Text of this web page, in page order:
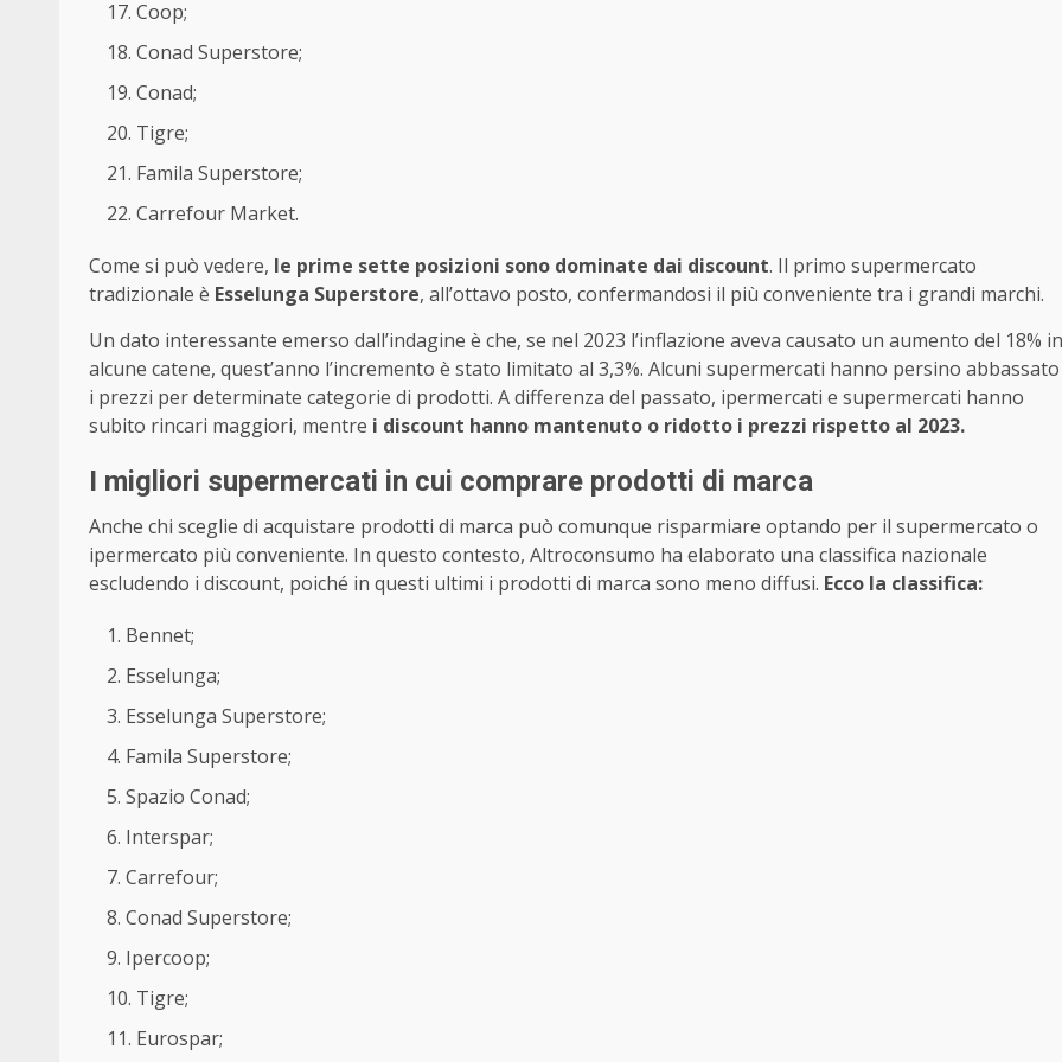
Coop;
Conad Superstore;
Conad;
Tigre;
Famila Superstore;
Carrefour Market.
Come si può vedere, le prime sette posizioni sono dominate dai discount. Il primo supermercato
tradizionale è Esselunga Superstore, all’ottavo posto, confermandosi il più conveniente tra i grandi marchi.
Un dato interessante emerso dall’indagine è che, se nel 2023 l’inflazione aveva causato un aumento del 18% in
alcune catene, quest’anno l’incremento è stato limitato al 3,3%. Alcuni supermercati hanno persino abbassato
i prezzi per determinate categorie di prodotti. A differenza del passato, ipermercati e supermercati hanno
subito rincari maggiori, mentre i discount hanno mantenuto o ridotto i prezzi rispetto al 2023.
I migliori supermercati in cui comprare prodotti di marca
Anche chi sceglie di acquistare prodotti di marca può comunque risparmiare optando per il supermercato o
ipermercato più conveniente. In questo contesto, Altroconsumo ha elaborato una classifica nazionale
escludendo i discount, poiché in questi ultimi i prodotti di marca sono meno diffusi. Ecco la classifica:
Bennet;
Esselunga;
Esselunga Superstore;
Famila Superstore;
Spazio Conad;
Interspar;
Carrefour;
Conad Superstore;
Ipercoop;
Tigre;
Eurospar;